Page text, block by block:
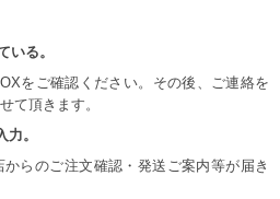
いる。
をご確認ください。その後、ご連絡を
て頂きます。
。
らのご注文確認・発送ご案内等が届き